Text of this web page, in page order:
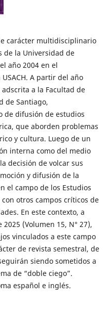
carácter multidisciplinario
de la Universidad de
año 2004 en el
A partir del año
a la Facultad de
de Santiago,
de difusión de estudios
que aborden problemas
y cultura. Luego de un
interna como del medio
decisión de volcar sus
y difusión de la
el campo de los Estudios
otros campos críticos de
En este contexto, a
(Volumen 15, N° 27),
vinculados a este campo
de revista semestral, de
siendo sometidos a
de “doble ciego”.
español e inglés.